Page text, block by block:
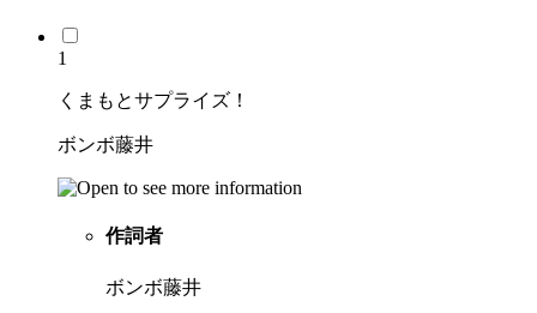
1
くまもとサプライズ！
ボンボ藤井
作詞者
ボンボ藤井